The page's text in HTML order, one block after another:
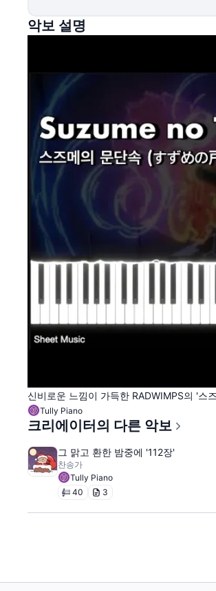
악보 설명
신비로운 느낌이 가득한 RADWIMPS의 '스
Tully Piano
크리에이터의 다른 악보
그 맑고 환한 밤중에 '112장'
찬송가
Tully Piano
40 3